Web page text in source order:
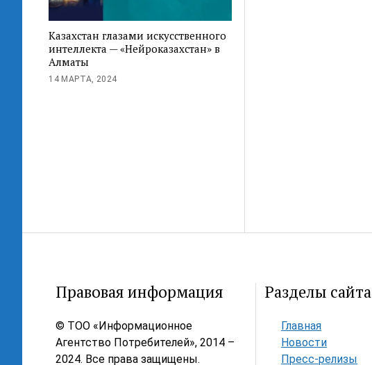
Казахстан глазами искусственного
интеллекта — «Нейроказахстан» в
Алматы
14 МАРТА, 2024
Правовая информация
© ТОО «Информационное
Агентство Потребителей», 2014 –
2024. Все права защищены.
Разделы сайта
Главная
Новости
Пресс-релизы